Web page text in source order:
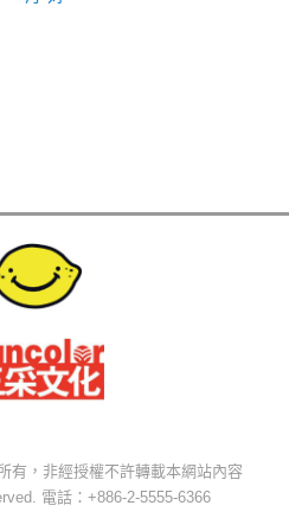
有，非經授權不許轉載本網站內容
電話：+886-2-5555-6366